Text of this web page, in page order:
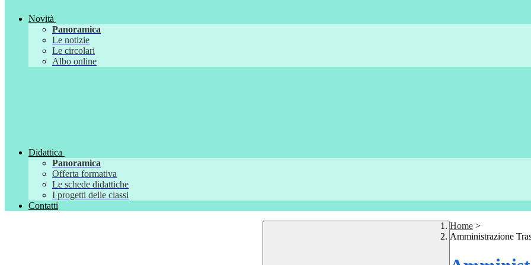
Novità
Panoramica
Le notizie
Le circolari
Albo online
Didattica
Panoramica
Offerta formativa
Le schede didattiche
I progetti delle classi
Contatti
Home >
Amministrazione